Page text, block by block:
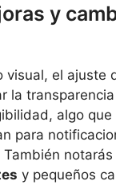
y
visual, el ajuste
la
algo que
para
notarás
y pequeños